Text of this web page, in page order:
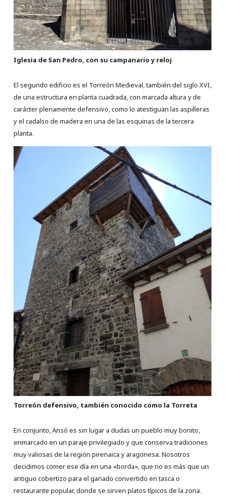
Iglesia de San Pedro, con su campanario y reloj
El segundo edificio es el Torreón Medieval, también del siglo XVI,
de una estructura en planta cuadrada, con marcada altura y de
carácter plenamente defensivo, como lo atestiguan las aspilleras
y el cadalso de madera en una de las esquinas de la tercera
planta.
Torreón defensivo, también conocido como la Torreta
En conjunto, Ansó es sin lugar a dudas un pueblo muy bonito,
enmarcado en un paraje privilegiado y que conserva tradiciones
muy valiosas de la región pirenaica y aragonesa. Nosotros
decidimos comer ese día en una «borda», que no es más que un
antiguo cobertizo para el ganado convertido en tasca o
restaurante popular, donde se sirven platos típicos de la zona.